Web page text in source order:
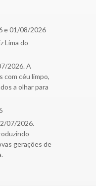
e 01/08/2026
Lima do
2026. A
com céu limpo,
a olhar para
07/2026.
gerações de